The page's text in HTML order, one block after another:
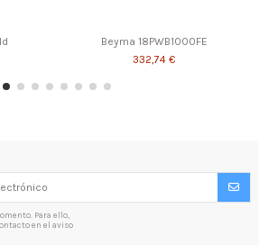
Beyma 18PWB1000FE
332,74 €
Para ello,
en el aviso